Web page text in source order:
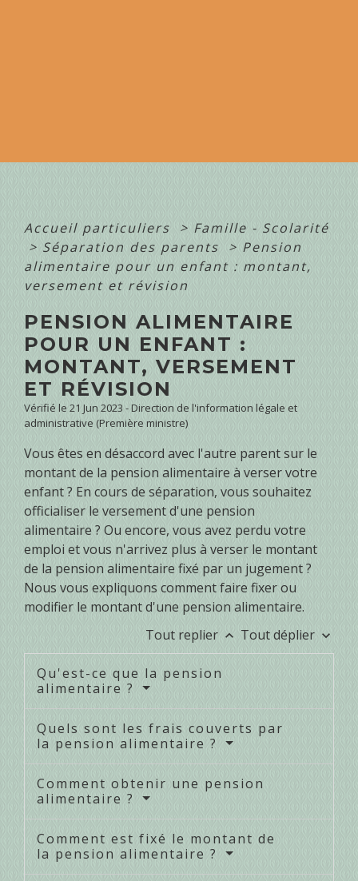
Accueil particuliers > Famille - Scolarité
> Séparation des parents > Pension
alimentaire pour un enfant : montant,
versement et révision
PENSION ALIMENTAIRE
POUR UN ENFANT :
MONTANT, VERSEMENT
ET RÉVISION
Vérifié le 21 Jun 2023 - Direction de l'information légale et
administrative (Première ministre)
Vous êtes en désaccord avec l'autre parent sur le
montant de la pension alimentaire à verser votre
enfant ? En cours de séparation, vous souhaitez
officialiser le versement d'une pension
alimentaire ? Ou encore, vous avez perdu votre
emploi et vous n'arrivez plus à verser le montant
de la pension alimentaire fixé par un jugement ?
Nous vous expliquons comment faire fixer ou
modifier le montant d'une pension alimentaire.
Tout replier keyboard_arrow_up Tout déplier keyboard_arrow_down
Qu'est-ce que la pension
alimentaire ?
Quels sont les frais couverts par
la pension alimentaire ?
Comment obtenir une pension
alimentaire ?
Comment est fixé le montant de
la pension alimentaire ?